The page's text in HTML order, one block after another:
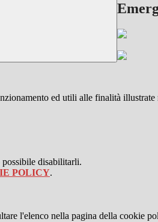
ed utili alle finalità illustrate
disabilitarli.
POLICY.
l'elenco nella pagina della cookie